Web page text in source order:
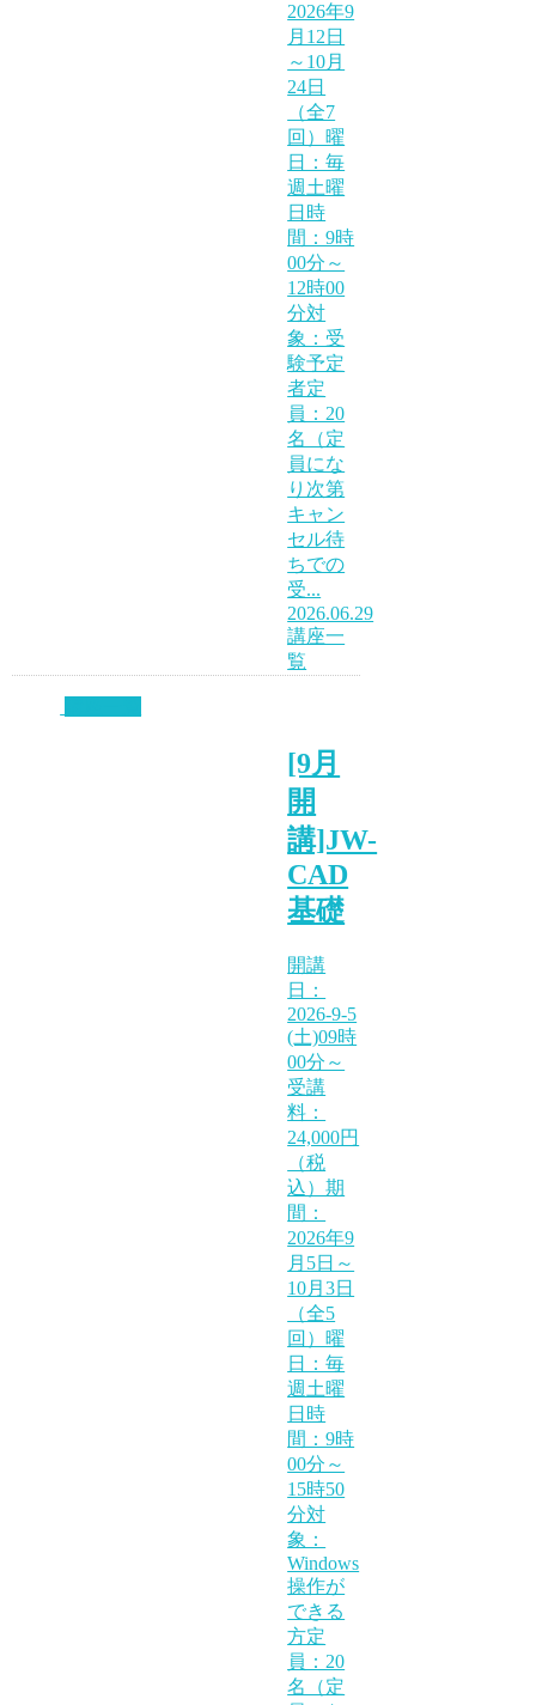
2026年9
月12日
～10月
24日
（全7
回）曜
日：毎
週土曜
日時
間：9時
00分～
12時00
分対
象：受
験予定
者定
員：20
名（定
員にな
り次第
キャン
セル待
ちでの
受...
2026.06.29
講座一
覧
[9月
開
講]JW-
CAD
基礎
開講
日：
2026-9-5
(土)09時
00分～
受講
料：
24,000円
（税
込）期
間：
2026年9
月5日～
10月3日
（全5
回）曜
日：毎
週土曜
日時
間：9時
00分～
15時50
分対
象：
Windows
操作が
できる
方定
員：20
名（定